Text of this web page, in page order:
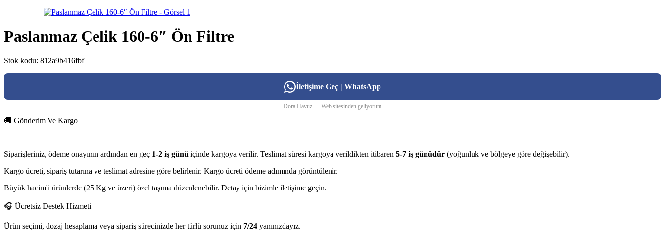
Paslanmaz Çelik 160-6″ Ön Filtre
Stok kodu: 812a9b416fbf
İletişime Geç | WhatsApp
Dora Havuz — Web sitesinden geliyorum
🚚 Gönderim Ve Kargo
Siparişleriniz, ödeme onayının ardından en geç 1-2 iş günü içinde kargoya verilir. Teslimat süresi kargoya verildikten itibaren 5-7 iş günüdür (yoğunluk ve bölgeye göre değişebilir).
Kargo ücreti, sipariş tutarına ve teslimat adresine göre belirlenir. Kargo ücreti ödeme adımında görüntülenir.
Büyük hacimli ürünlerde (25 Kg ve üzeri) özel taşıma düzenlenebilir. Detay için bizimle iletişime geçin.
🎧 Ücretsiz Destek Hizmeti
Ürün seçimi, dozaj hesaplama veya sipariş sürecinizde her türlü sorunuz için 7/24 yanınızdayız.